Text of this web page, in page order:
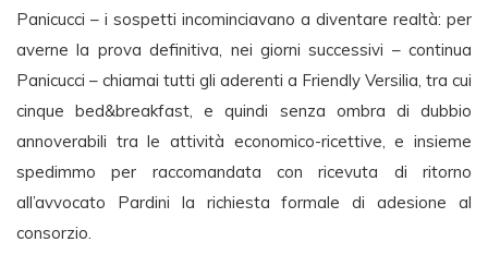
Panicucci – i sospetti incominciavano a diventare realtà: per
averne la prova definitiva, nei giorni successivi – continua
Panicucci – chiamai tutti gli aderenti a Friendly Versilia, tra cui
cinque bed&breakfast, e quindi senza ombra di dubbio
annoverabili tra le attività economico-ricettive, e insieme
spedimmo per raccomandata con ricevuta di ritorno
all’avvocato Pardini la richiesta formale di adesione al
consorzio.